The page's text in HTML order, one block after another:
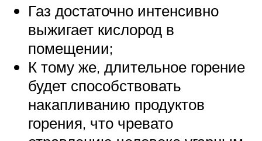
Газ достаточно интенсивно
выжигает кислород в
помещении;
К тому же, длительное горение
будет способствовать
накапливанию продуктов
горения, что чревато